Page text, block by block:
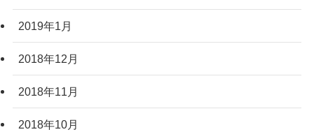
2019年1月
2018年12月
2018年11月
2018年10月